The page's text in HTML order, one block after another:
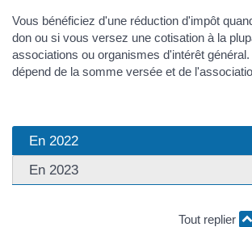
Vous bénéficiez d'une réduction d'impôt
don ou si vous versez une cotisation à la
associations ou organismes d'intérêt
dépend de la somme versée et de
En 2022
En 2023
Tout replier